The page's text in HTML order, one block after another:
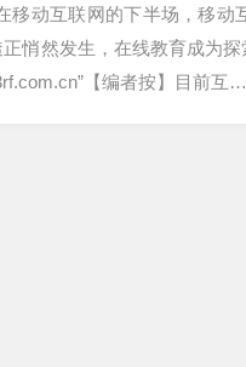
移动互联网的下半场，移动
悄然发生，在线教育成为
【编者按】目前互…